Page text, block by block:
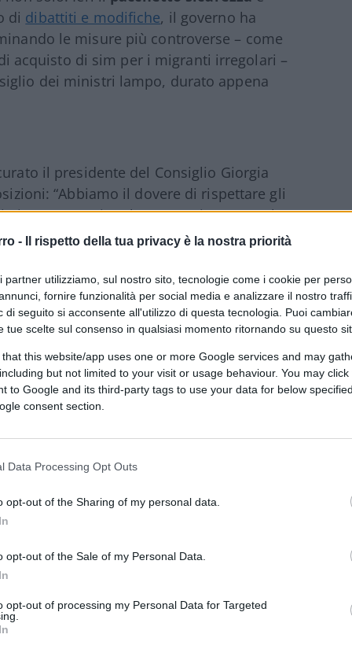
- Il rispetto della tua privacy è la nostra priorità
partner utilizziamo, sul nostro sito, tecnologie come i cookie per
fornire funzionalità per social media e analizzare il nostro
di seguito si acconsente all'utilizzo di questa tecnologia. Puoi
tue scelte sul consenso in qualsiasi momento ritornando su questo
that this website/app uses one or more Google services and may
but not limited to your visit or usage behaviour. You may
to Google and its third-party tags to use your data for below
consent section.
Data Processing Opt Outs
opt-out of the Sharing of my personal data.
opt-out of the Sale of my Personal Data.
opt-out of processing my Personal Data for Targeted
di dibattiti e modifiche, il governo ha
le misure più controverse – come
acquisto di sim per i migranti irregolari –
dei ministri lampo, durato appena
il presidente del Consiglio Giorgia
“Abbiamo il dovere di rispettare gli
garantisce la nostra sicurezza”. Il
introducemisureche vanno dalla
le truffe agli anziani, dagli sgomberi
per gli 007 sotto copertura a
delle sim card agli immigrati
di soggiorno, passaporto o documento di
giorni
. Previste anche nuove restrizioni
coprire le spese legali di agenti e
di servizio, fino a 10 mila euro per
finalizzata al contrasto del fenomeno
per età o per infermità, o su immobili
di occupazione di abitazioni, la pena
una procedura volta ad accelerare
lo stesso risulti unica abitazione del